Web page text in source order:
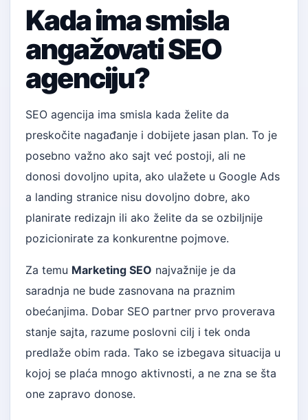
Kada ima smisla
angažovati SEO
agenciju?
SEO agencija ima smisla kada želite da
preskočite nagađanje i dobijete jasan plan. To je
posebno važno ako sajt već postoji, ali ne
donosi dovoljno upita, ako ulažete u Google Ads
a landing stranice nisu dovoljno dobre, ako
planirate redizajn ili ako želite da se ozbiljnije
pozicionirate za konkurentne pojmove.
Za temu Marketing SEO najvažnije je da
saradnja ne bude zasnovana na praznim
obećanjima. Dobar SEO partner prvo proverava
stanje sajta, razume poslovni cilj i tek onda
predlaže obim rada. Tako se izbegava situacija u
kojoj se plaća mnogo aktivnosti, a ne zna se šta
one zapravo donose.